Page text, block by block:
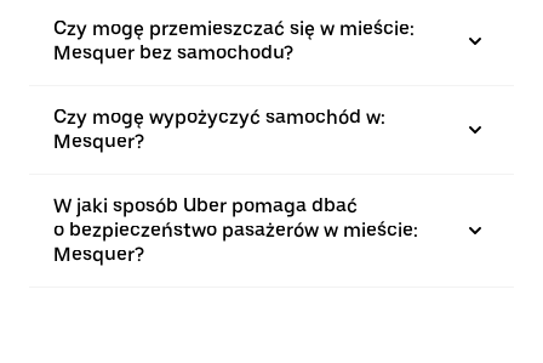
Czy mogę przemieszczać się w mieście:
Mesquer bez samochodu?
Czy mogę wypożyczyć samochód w:
Mesquer?
W jaki sposób Uber pomaga dbać
o bezpieczeństwo pasażerów w mieście:
Mesquer?